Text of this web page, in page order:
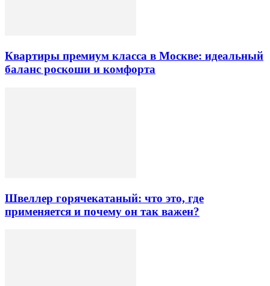
Квартиры премиум класса в Москве: идеальный
баланс роскоши и комфорта
Швеллер горячекатаный: что это, где
применяется и почему он так важен?